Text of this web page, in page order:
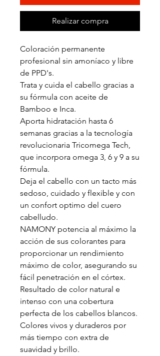
Realizar compra
Coloración permanente
profesional sin amoníaco y libre
de PPD's.
Trata y cuida el cabello gracias a
su fórmula con aceite de
Bamboo e Inca.
Aporta hidratación hasta 6
semanas gracias a la tecnología
revolucionaria Tricomega Tech,
que incorpora omega 3, 6 y 9 a su
fórmula.
Deja el cabello con un tacto más
sedoso, cuidado y flexible y con
un confort optimo del cuero
cabelludo.
NAMONY potencia al máximo la
acción de sus colorantes para
proporcionar un rendimiento
máximo de color, asegurando su
fácil penetración en el córtex.
Resultado de color natural e
intenso con una cobertura
perfecta de los cabellos blancos.
Colores vivos y duraderos por
más tiempo con extra de
suavidad y brillo.